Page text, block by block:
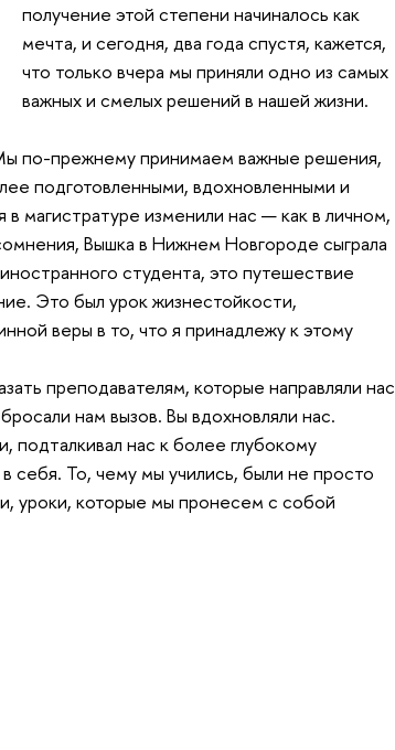
получение этой степени начиналось как
мечта, и сегодня, два года спустя, кажется,
что только вчера мы приняли одно из самых
важных и смелых решений в нашей жизни.
по-прежнему принимаем важные решения,
подготовленными, вдохновленными и
магистратуре изменили нас — как в личном,
Вышка в Нижнем Новгороде сыграла
студента, это путешествие
Это был урок жизнестойкости,
веры в то, что я принадлежу к этому
преподавателям, которые направляли нас
нам вызов. Вы вдохновляли нас.
нас к более глубокому
себя. То, чему мы учились, были не просто
уроки, которые мы пронесем с собой